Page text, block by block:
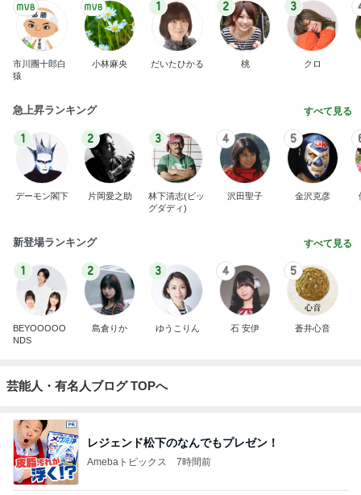
市川團十郎白
猿
小林麻央
1
だいたひかる
2
桃
3
クロ
急上昇ランキング すべて見る
1
デーモン閣下
2
片岡愛之助
3
林下清志(ビッ
グダディ)
4
沢田聖子
5
金沢克彦
新登場ランキング すべて見る
1
BEYOOOOO
NDS
2
島倉りか
3
ゆうこりん
4
石 安伊
5
蒼井心音
芸能人・有名人ブログ TOPへ
レジェンド松下のなんでもプレゼン！
Amebaトピックス 7時間前